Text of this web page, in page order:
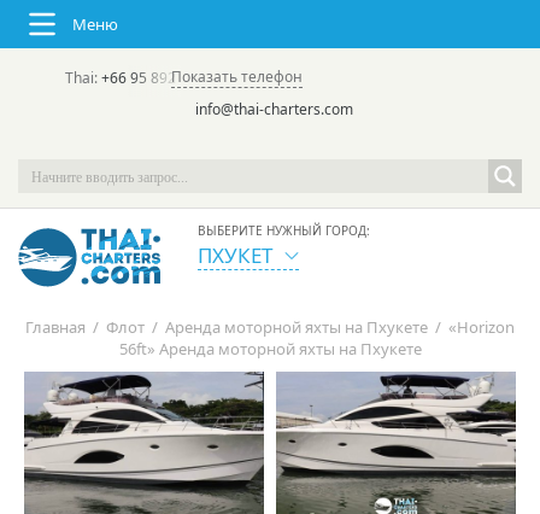
Меню
Thai:+66 95 892 7646(rus/eng) | в России:
Показать телефон
info@thai-charters.com
ВЫБЕРИТЕ НУЖНЫЙ ГОРОД:
ПХУКЕТ
Главная / Флот / Аренда моторной яхты на Пхукете / «Horizon
56ft» Аренда моторной яхты на Пхукете